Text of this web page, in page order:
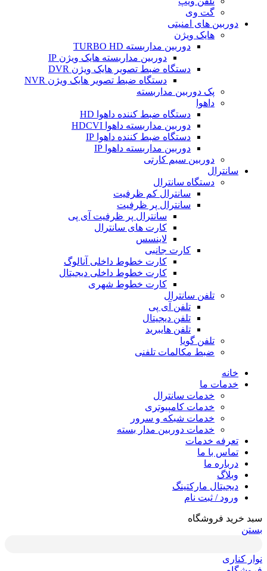
گت وی
دوربین های امنیتی
هایک ویژن
دوربین مداربسته TURBO HD
دوربین مداربسته هایک ویژن IP
دستگاه ضبط تصویر هایک ویژن DVR
دستگاه ضبط تصویر هایک ویژن NVR
پک دوربین مداربسته
داهوا
دستگاه ضبط کننده داهوا HD
دوربین مداربسته داهوا HDCVI
دستگاه ضبط کننده داهوا IP
دوربین مداربسته داهوا IP
دوربین سیم کارتی
سانترال
دستگاه سانترال
سانترال کم ظرفیت
سانترال پر ظرفیت
سانترال پر ظرفیت آی پی
کارت های سانترال
لاینسس
کارت جانبی
کارت خطوط داخلی آنالوگ
کارت خطوط داخلی دیجیتال
کارت خطوط شهری
تلفن سانترال
تلفن آی پی
تلفن دیجیتال
تلفن هایبرید
تلفن گویا
ضبط مکالمات تلفنی
خانه
خدمات ما
خدمات سانترال
خدمات کامپیوتری
خدمات شبکه و سرور
خدمات دوربین مدار بسته
تعرفه خدمات
تماس با ما
درباره ما
وبلاگ
دیجیتال مارکتینگ
ورود / ثبت نام
سبد خرید فروشگاه
بستن
نوار کناری